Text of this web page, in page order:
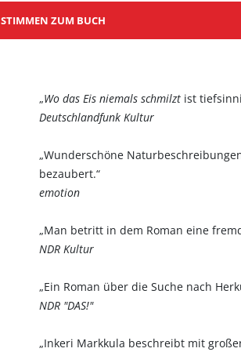
STIMMEN ZUM BUCH
„Wo das Eis niemals schmilzt ist
Deutschlandfunk Kultur
„Wunderschöne
bezaubert.“
emotion
„Man betritt in dem Roman eine
NDR Kultur
„Ein Roman über die Suche nach
NDR "DAS!"
„Inkeri Markkula beschreibt mit